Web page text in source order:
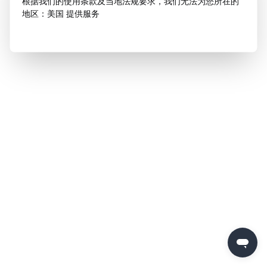
地区：美国 提供服务